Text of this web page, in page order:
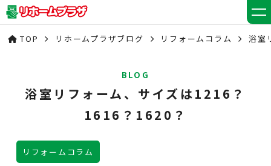
TOP リホームプラザブログ リフォームコラム 浴室
BLOG
浴室リフォーム、サイズは1216？
1616？1620？
リフォームコラム